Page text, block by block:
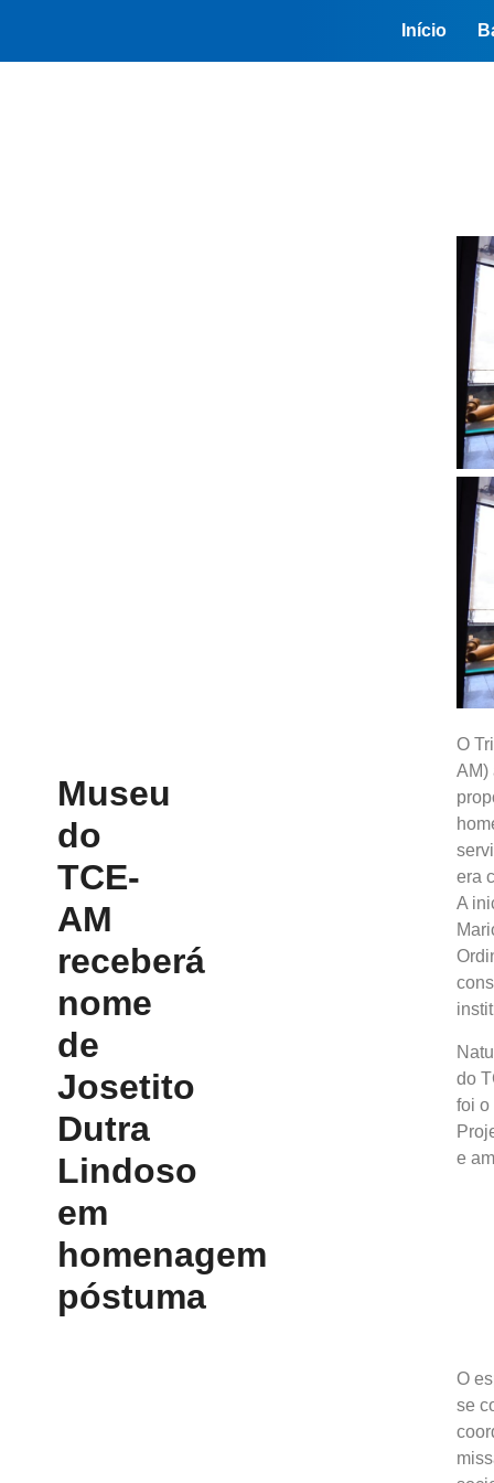
Início
Museu
do
TCE-
AM
receberá
nome
de
Josetito
Dutra
Lindoso
em
homenagem
póstuma
O
AM)
era
A
do
foi o
e
O
se